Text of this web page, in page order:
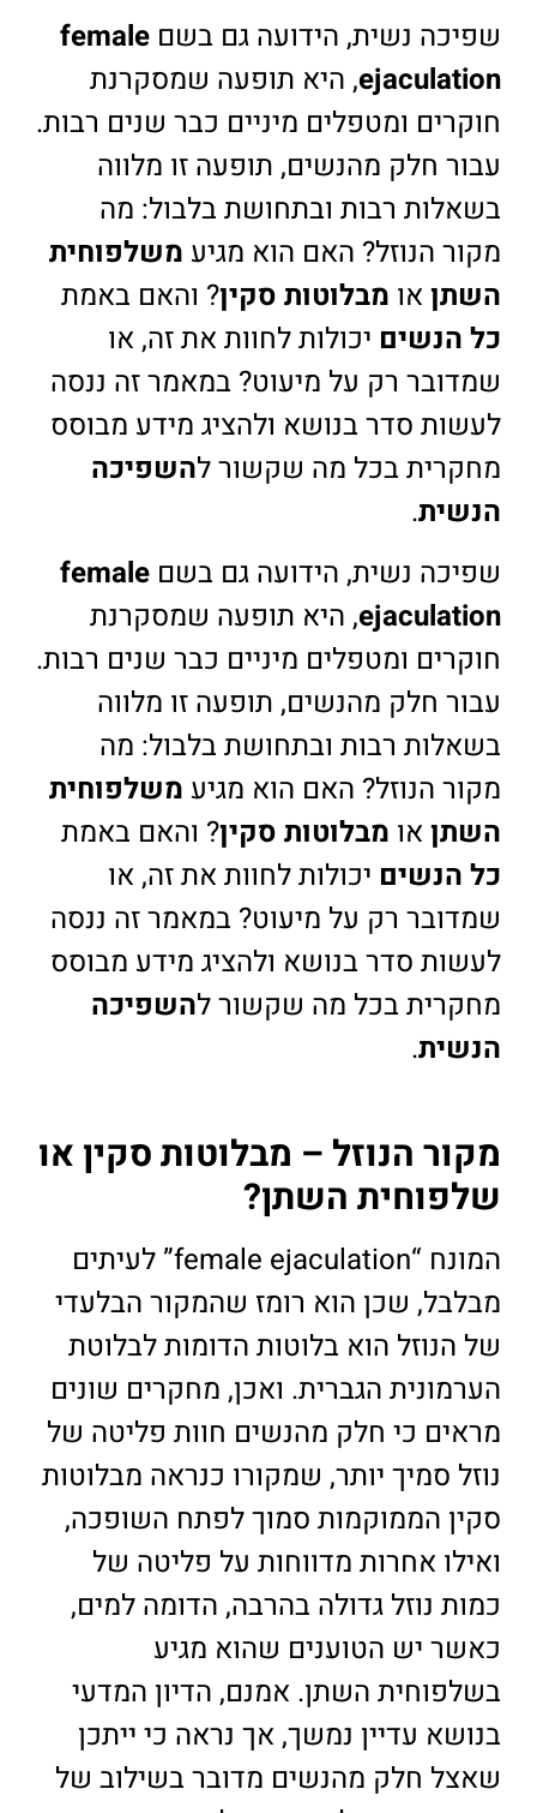
שפיכה נשית, הידועה גם בשם female
ejaculation, היא תופעה שמסקרנת
חוקרים ומטפלים מיניים כבר שנים רבות.
עבור חלק מהנשים, תופעה זו מלווה
בשאלות רבות ובתחושת בלבול: מה
מקור הנוזל? האם הוא מגיע משלפוחית
השתן או מבלוטות סקין? והאם באמת
כל הנשים יכולות לחוות את זה, או
שמדובר רק על מיעוט? במאמר זה ננסה
לעשות סדר בנושא ולהציג מידע מבוסס
מחקרית בכל מה שקשור להשפיכה
הנשית.
שפיכה נשית, הידועה גם בשם female
ejaculation, היא תופעה שמסקרנת
חוקרים ומטפלים מיניים כבר שנים רבות.
עבור חלק מהנשים, תופעה זו מלווה
בשאלות רבות ובתחושת בלבול: מה
מקור הנוזל? האם הוא מגיע משלפוחית
השתן או מבלוטות סקין? והאם באמת
כל הנשים יכולות לחוות את זה, או
שמדובר רק על מיעוט? במאמר זה ננסה
לעשות סדר בנושא ולהציג מידע מבוסס
מחקרית בכל מה שקשור להשפיכה
הנשית.
מקור הנוזל – מבלוטות סקין או
שלפוחית השתן?
המונח “female ejaculation” לעיתים
מבלבל, שכן הוא רומז שהמקור הבלעדי
של הנוזל הוא בלוטות הדומות לבלוטת
הערמונית הגברית. ואכן, מחקרים שונים
מראים כי חלק מהנשים חוות פליטה של
נוזל סמיך יותר, שמקורו כנראה מבלוטות
סקין הממוקמות סמוך לפתח השופכה,
ואילו אחרות מדווחות על פליטה של
כמות נוזל גדולה בהרבה, הדומה למים,
כאשר יש הטוענים שהוא מגיע
בשלפוחית השתן. אמנם, הדיון המדעי
בנושא עדיין נמשך, אך נראה כי ייתכן
שאצל חלק מהנשים מדובר בשילוב של